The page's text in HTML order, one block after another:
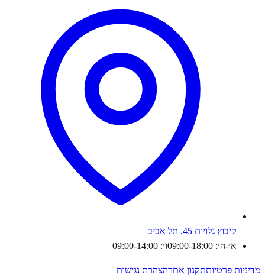
קיבוץ גלויות 45, תל אביב
א׳-ה׳: 09:00-18:00
ו׳: 09:00-14:00
מדיניות פרטיותתקנון אתרהצהרת נגישות